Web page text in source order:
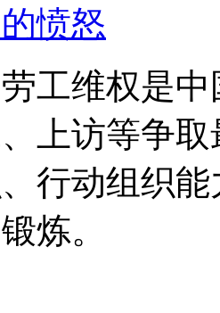
愤怒
工维权是
上访等争
行动组织
炼。